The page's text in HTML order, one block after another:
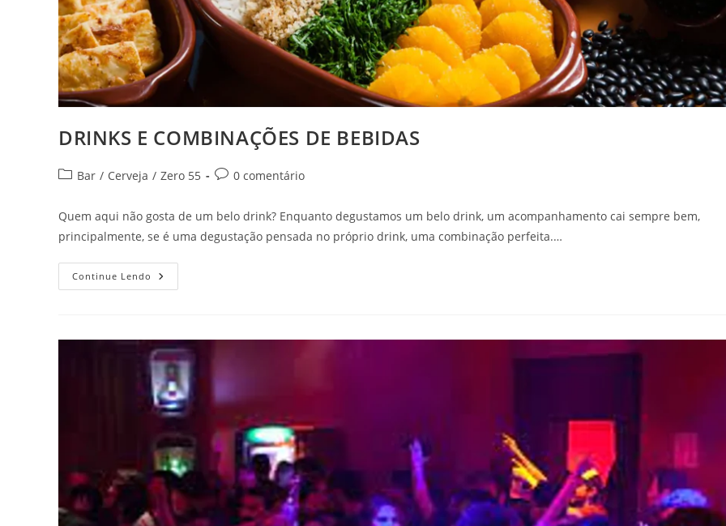
DRINKS E COMBINAÇÕES DE BEBIDAS
Categoria
post:
Bar / Cerveja / Zero 55
Comentários
post:
0 comentário
Quem aqui não gosta de um belo drink? Enquanto degustamos um belo drink, um acompanhamento cai sempre bem,
principalmente, se é uma degustação pensada no próprio drink, uma combinação perfeita.…
Continue Lendo DRINKS
E